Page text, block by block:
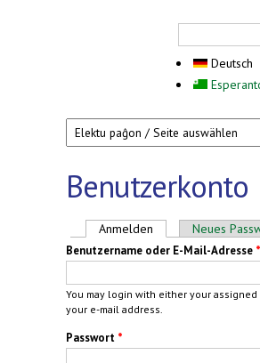
Deutsch
Benutzerkonto
Haupt-Reiter
Anmelden (aktiver Reiter)
Neues
Benutzername oder E-Mail-Adresse *
You may login with either your assigned
your e-mail address.
Passwort *